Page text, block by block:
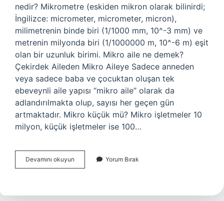
nedir? Mikrometre (eskiden mikron olarak bilinirdi;
İngilizce: micrometer, micrometer, micron),
milimetrenin binde biri (1/1000 mm, 10^-3 mm) ve
metrenin milyonda biri (1/1000000 m, 10^-6 m) eşit
olan bir uzunluk birimi. Mikro aile ne demek?
Çekirdek Aileden Mikro Aileye Sadece anneden
veya sadece baba ve çocuktan oluşan tek
ebeveynli aile yapısı “mikro aile” olarak da
adlandırılmakta olup, sayısı her geçen gün
artmaktadır. Mikro küçük mü? Mikro işletmeler 10
milyon, küçük işletmeler ise 100…
Devamını okuyun
Türkçe
Demek
Yorum Bırak